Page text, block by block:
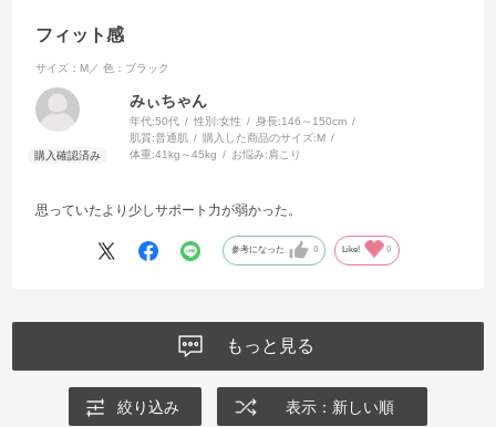
フィット感
サイズ：M／ 色：ブラック
みぃちゃん
年代:50代 性別:女性 身長:146～150cm
肌質:普通肌 購入した商品のサイズ:M
体重:41kg～45kg お悩み:肩こり
思っていたより少しサポート力が弱かった。
参考になった 0 Like! 0
もっと見る
絞り込み 表示：新しい順